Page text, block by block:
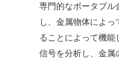
専門的なポータブル
し、金属物体によ
ることによって機能
信号を分析し、金属